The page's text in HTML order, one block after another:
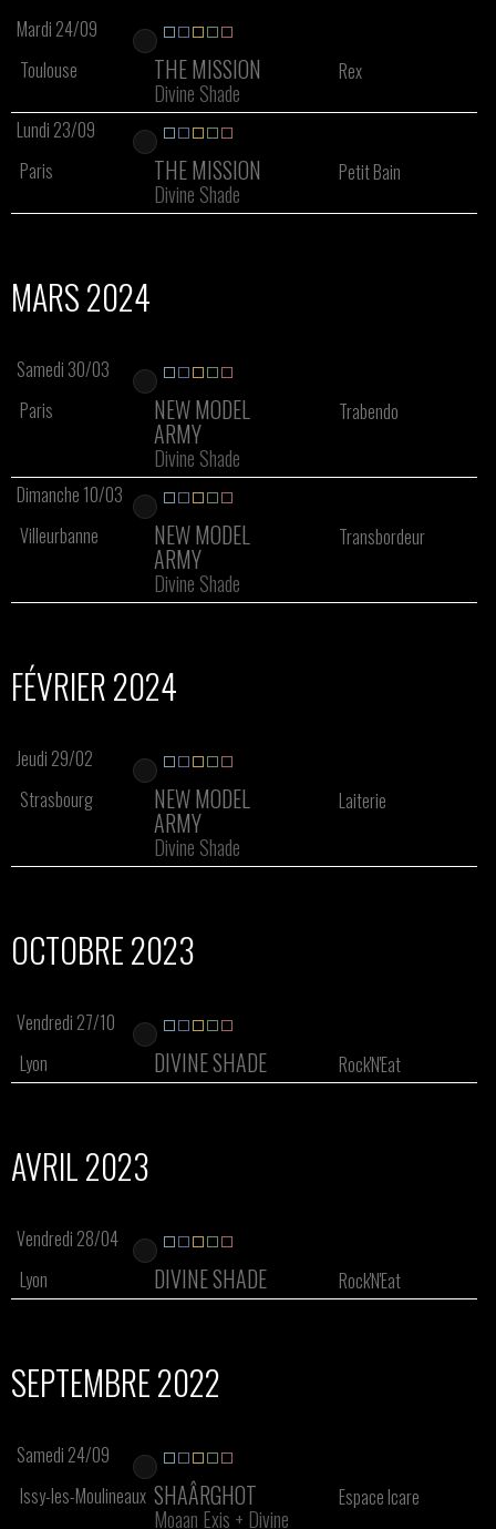
Mardi 24/09
Toulouse
THE MISSION
Divine Shade
Rex
Lundi 23/09
Paris
THE MISSION
Divine Shade
Petit Bain
MARS 2024
Samedi 30/03
Paris
NEW MODEL
ARMY
Divine Shade
Trabendo
Dimanche 10/03
Villeurbanne
NEW MODEL
ARMY
Divine Shade
Transbordeur
FÉVRIER 2024
Jeudi 29/02
Strasbourg
NEW MODEL
ARMY
Divine Shade
Laiterie
OCTOBRE 2023
Vendredi 27/10
Lyon
DIVINE SHADE Rock'N'Eat
AVRIL 2023
Vendredi 28/04
Lyon
DIVINE SHADE Rock'N'Eat
SEPTEMBRE 2022
Samedi 24/09
Issy-les-Moulineaux SHAÂRGHOT
Moaan Exis + Divine
Espace Icare